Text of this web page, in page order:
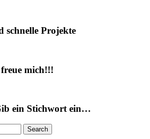
schnelle Projekte
mich!!!
ein Stichwort ein…